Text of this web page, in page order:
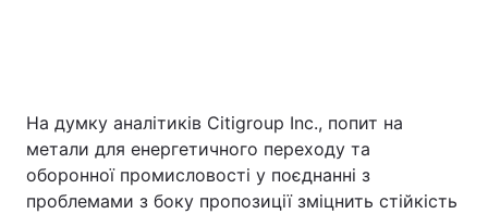
На думку аналітиків Citigroup Inc., попит на
метали для енергетичного переходу та
оборонної промисловості у поєднанні з
проблемами з боку пропозиції зміцнить стійкість